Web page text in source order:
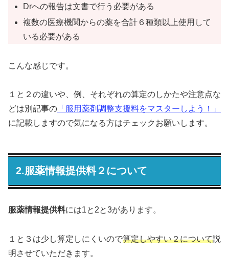
Drへの報告は文書で行う必要がある
複数の医療機関からの薬を合計６種類以上使用して
いる必要がある
こんな感じです。
１と２の違いや、例、それぞれの算定のしかたや注意点な
どは別記事の 「服用薬剤調整支援料をマスターしよう！」
に記載しますので気になる方はチェックお願いします。
2.服薬情報提供料２について
服薬情報提供料には1と2と3があります。
１と３は少し算定しにくいので算定しやすい２について説
明させていただきます。